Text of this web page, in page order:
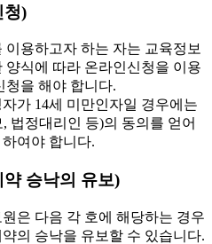
청)
용하고자 하는 자는 교육정보
양식에 따라 온라인신청을 이용
청을 해야 합니다.
가 14세 미만인자일 경우에는
법정대리인 등)의 동의를 얻어
여야 합니다.
승낙의 유보)
은 다음 각 호에 해당하는 경우
의 승낙을 유보할 수 있습니다.